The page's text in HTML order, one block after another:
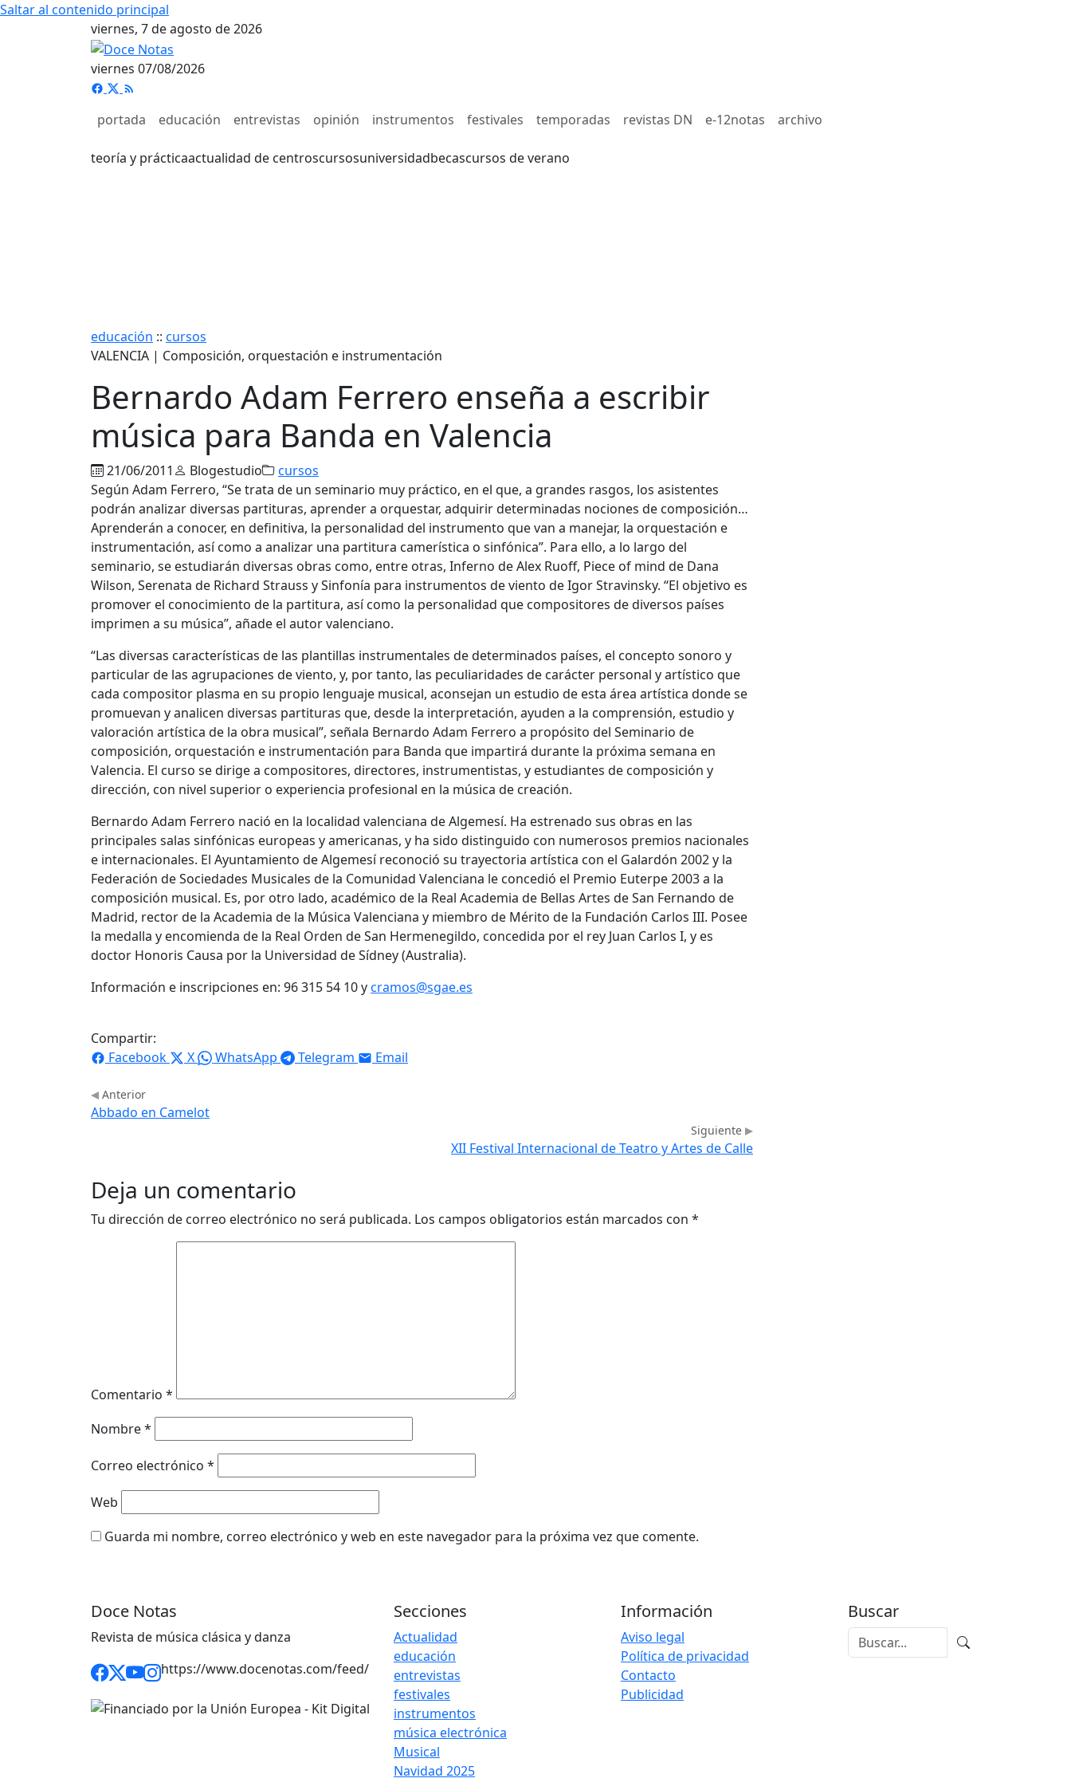
Saltar al contenido principal
viernes, 7 de agosto de 2026
viernes 07/08/2026
portada educación entrevistas opinión instrumentos festivales temporadas revistas DN e-12notas archivo
teoría y prácticaactualidad de centroscursosuniversidadbecascursos de verano
educación :: cursos
VALENCIA | Composición, orquestación e instrumentación
Bernardo Adam Ferrero enseña a escribir
música para Banda en Valencia
21/06/2011 Blogestudio
cursos
Según Adam Ferrero, “Se trata de un seminario muy práctico, en el que, a grandes rasgos, los asistentes
podrán analizar diversas partituras, aprender a orquestar, adquirir determinadas nociones de composición…
Aprenderán a conocer, en definitiva, la personalidad del instrumento que van a manejar, la orquestación e
instrumentación, así como a analizar una partitura camerística o sinfónica”. Para ello, a lo largo del
seminario, se estudiarán diversas obras como, entre otras, Inferno de Alex Ruoff, Piece of mind de Dana
Wilson, Serenata de Richard Strauss y Sinfonía para instrumentos de viento de Igor Stravinsky. “El objetivo es
promover el conocimiento de la partitura, así como la personalidad que compositores de diversos países
imprimen a su música”, añade el autor valenciano.
“Las diversas características de las plantillas instrumentales de determinados países, el concepto sonoro y
particular de las agrupaciones de viento, y, por tanto, las peculiaridades de carácter personal y artístico que
cada compositor plasma en su propio lenguaje musical, aconsejan un estudio de esta área artística donde se
promuevan y analicen diversas partituras que, desde la interpretación, ayuden a la comprensión, estudio y
valoración artística de la obra musical”, señala Bernardo Adam Ferrero a propósito del Seminario de
composición, orquestación e instrumentación para Banda que impartirá durante la próxima semana en
Valencia. El curso se dirige a compositores, directores, instrumentistas, y estudiantes de composición y
dirección, con nivel superior o experiencia profesional en la música de creación.
Bernardo Adam Ferrero nació en la localidad valenciana de Algemesí. Ha estrenado sus obras en las
principales salas sinfónicas europeas y americanas, y ha sido distinguido con numerosos premios nacionales
e internacionales. El Ayuntamiento de Algemesí reconoció su trayectoria artística con el Galardón 2002 y la
Federación de Sociedades Musicales de la Comunidad Valenciana le concedió el Premio Euterpe 2003 a la
composición musical. Es, por otro lado, académico de la Real Academia de Bellas Artes de San Fernando de
Madrid, rector de la Academia de la Música Valenciana y miembro de Mérito de la Fundación Carlos III. Posee
la medalla y encomienda de la Real Orden de San Hermenegildo, concedida por el rey Juan Carlos I, y es
doctor Honoris Causa por la Universidad de Sídney (Australia).
Información e inscripciones en: 96 315 54 10 ycramos@sgae.es
Compartir:
Facebook
X WhatsApp Telegram Email
Anterior
Abbado en Camelot
Siguiente
XII Festival Internacional de Teatro y Artes de Calle
Deja un comentario
Tu dirección de correo electrónico no será publicada. Los campos obligatorios están marcados con *
Comentario *
Nombre*
Correo electrónico *
Web
Guarda mi nombre, correo electrónico y web en este navegador para la próxima vez que comente.
Doce Notas
Revista de música clásica y danza
https://www.docenotas.com/feed/
Secciones
Actualidad
educación
entrevistas
festivales
instrumentos
música electrónica
Musical
Navidad 2025
Información
Aviso legal
Política de privacidad
Contacto
Publicidad
Buscar